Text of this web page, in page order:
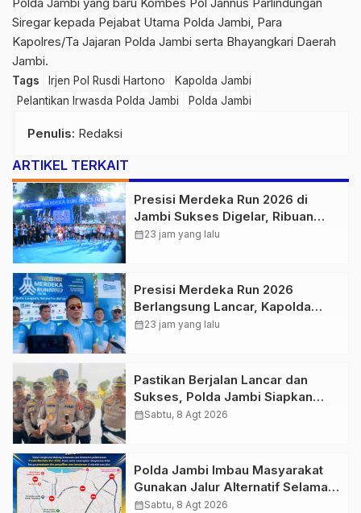
Polda Jambi yang baru Kombes Pol Jannus Parlindungan
Siregar kepada Pejabat Utama Polda Jambi, Para
Kapolres/Ta Jajaran Polda Jambi serta Bhayangkari Daerah
Jambi.
Tags Irjen Pol Rusdi Hartono
Kapolda Jambi
Pelantikan Irwasda Polda Jambi
Polda Jambi
Penulis: Redaksi
ARTIKEL TERKAIT
Presisi Merdeka Run 2026 di
Jambi Sukses Digelar, Ribuan
Peserta Ramaikan Event Nasional
calendar_month23 jam yang lalu
Presisi Merdeka Run 2026
Berlangsung Lancar, Kapolda
Jambi Ucapkan Terimakasih dan
calendar_month23 jam yang lalu
Pastikan Berjalan Lancar dan
Sukses, Polda Jambi Siapkan
Pengamanan Berlapis untuk 8.750
calendar_monthSabtu, 8 Agt 2026
Polda Jambi Imbau Masyarakat
Gunakan Jalur Alternatif Selama
Pelaksanaan Presisi Merdeka Run
calendar_monthSabtu, 8 Agt 2026